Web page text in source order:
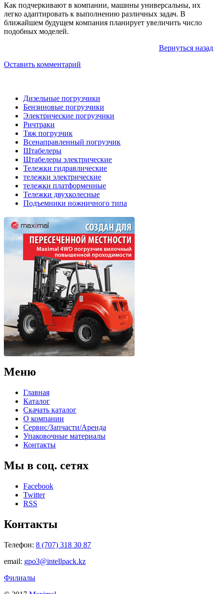
Как подчеркивают в компании, машины универсальны, их
легко адаптировать к выполнению различных задач. В
ближайшем будущем компания планирует увеличить число
подобных моделей.
Вернуться назад
Оставить комментарий
Дизельные погрузчики
Бензиновые погрузчики
Электрические погрузчики
Ричтраки
Тяж погрузчик
Всенаправленный погрузчик
Штабелеры
Штабелеры электрические
Тележки гидравлические
тележки электрические
тележки платформенные
Тележки двухколесные
Подъемники ножничного типа
Меню
Главная
Каталог
Скачать каталог
О компании
Сервис/Запчасти/Аренда
Упаковочные материалы
Контакты
Мы в соц. сетях
Facebook
Twitter
RSS
Контакты
Телефон: 8 (707) 318 30 87
email: gpo3@intellpack.kz
Филиалы